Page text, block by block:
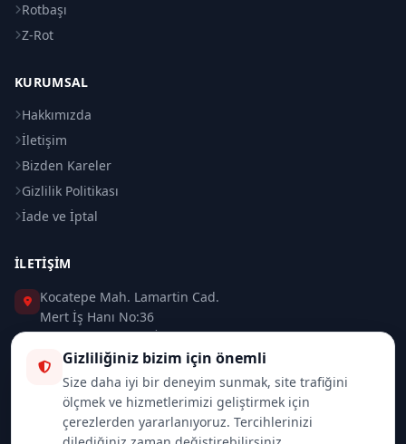
Rotbaşı
Z-Rot
KURUMSAL
Hakkımızda
İletişim
Bizden Kareler
Gizlilik Politikası
İade ve İptal
İLETIŞIM
Kocatepe Mah. Lamartin Cad.
Mert İş Hanı No:36
Taksim / Beyoğlu / İSTANBUL
0 (212) 235 37 83
0 (532) 418 08 46
Gizliliğiniz bizim için önemli
Size daha iyi bir deneyim sunmak, site trafiğini
ölçmek ve hizmetlerimizi geliştirmek için
çerezlerden yararlanıyoruz. Tercihlerinizi